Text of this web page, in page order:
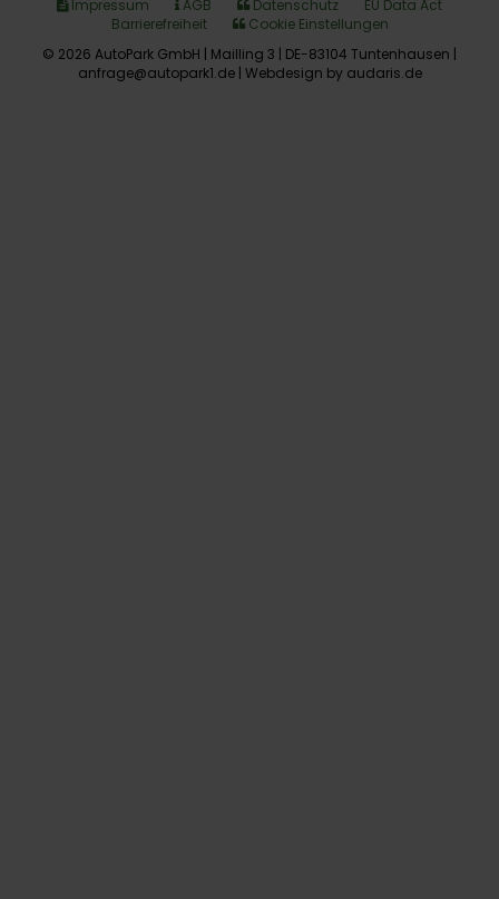
Impressum
AGB Datenschutz
EU Data Act
Barrierefreiheit
Cookie Einstellungen
© 2026 AutoPark GmbH | Mailling 3 | DE-83104 Tuntenhausen |
anfrage@autopark1.de | Webdesign by audaris.de